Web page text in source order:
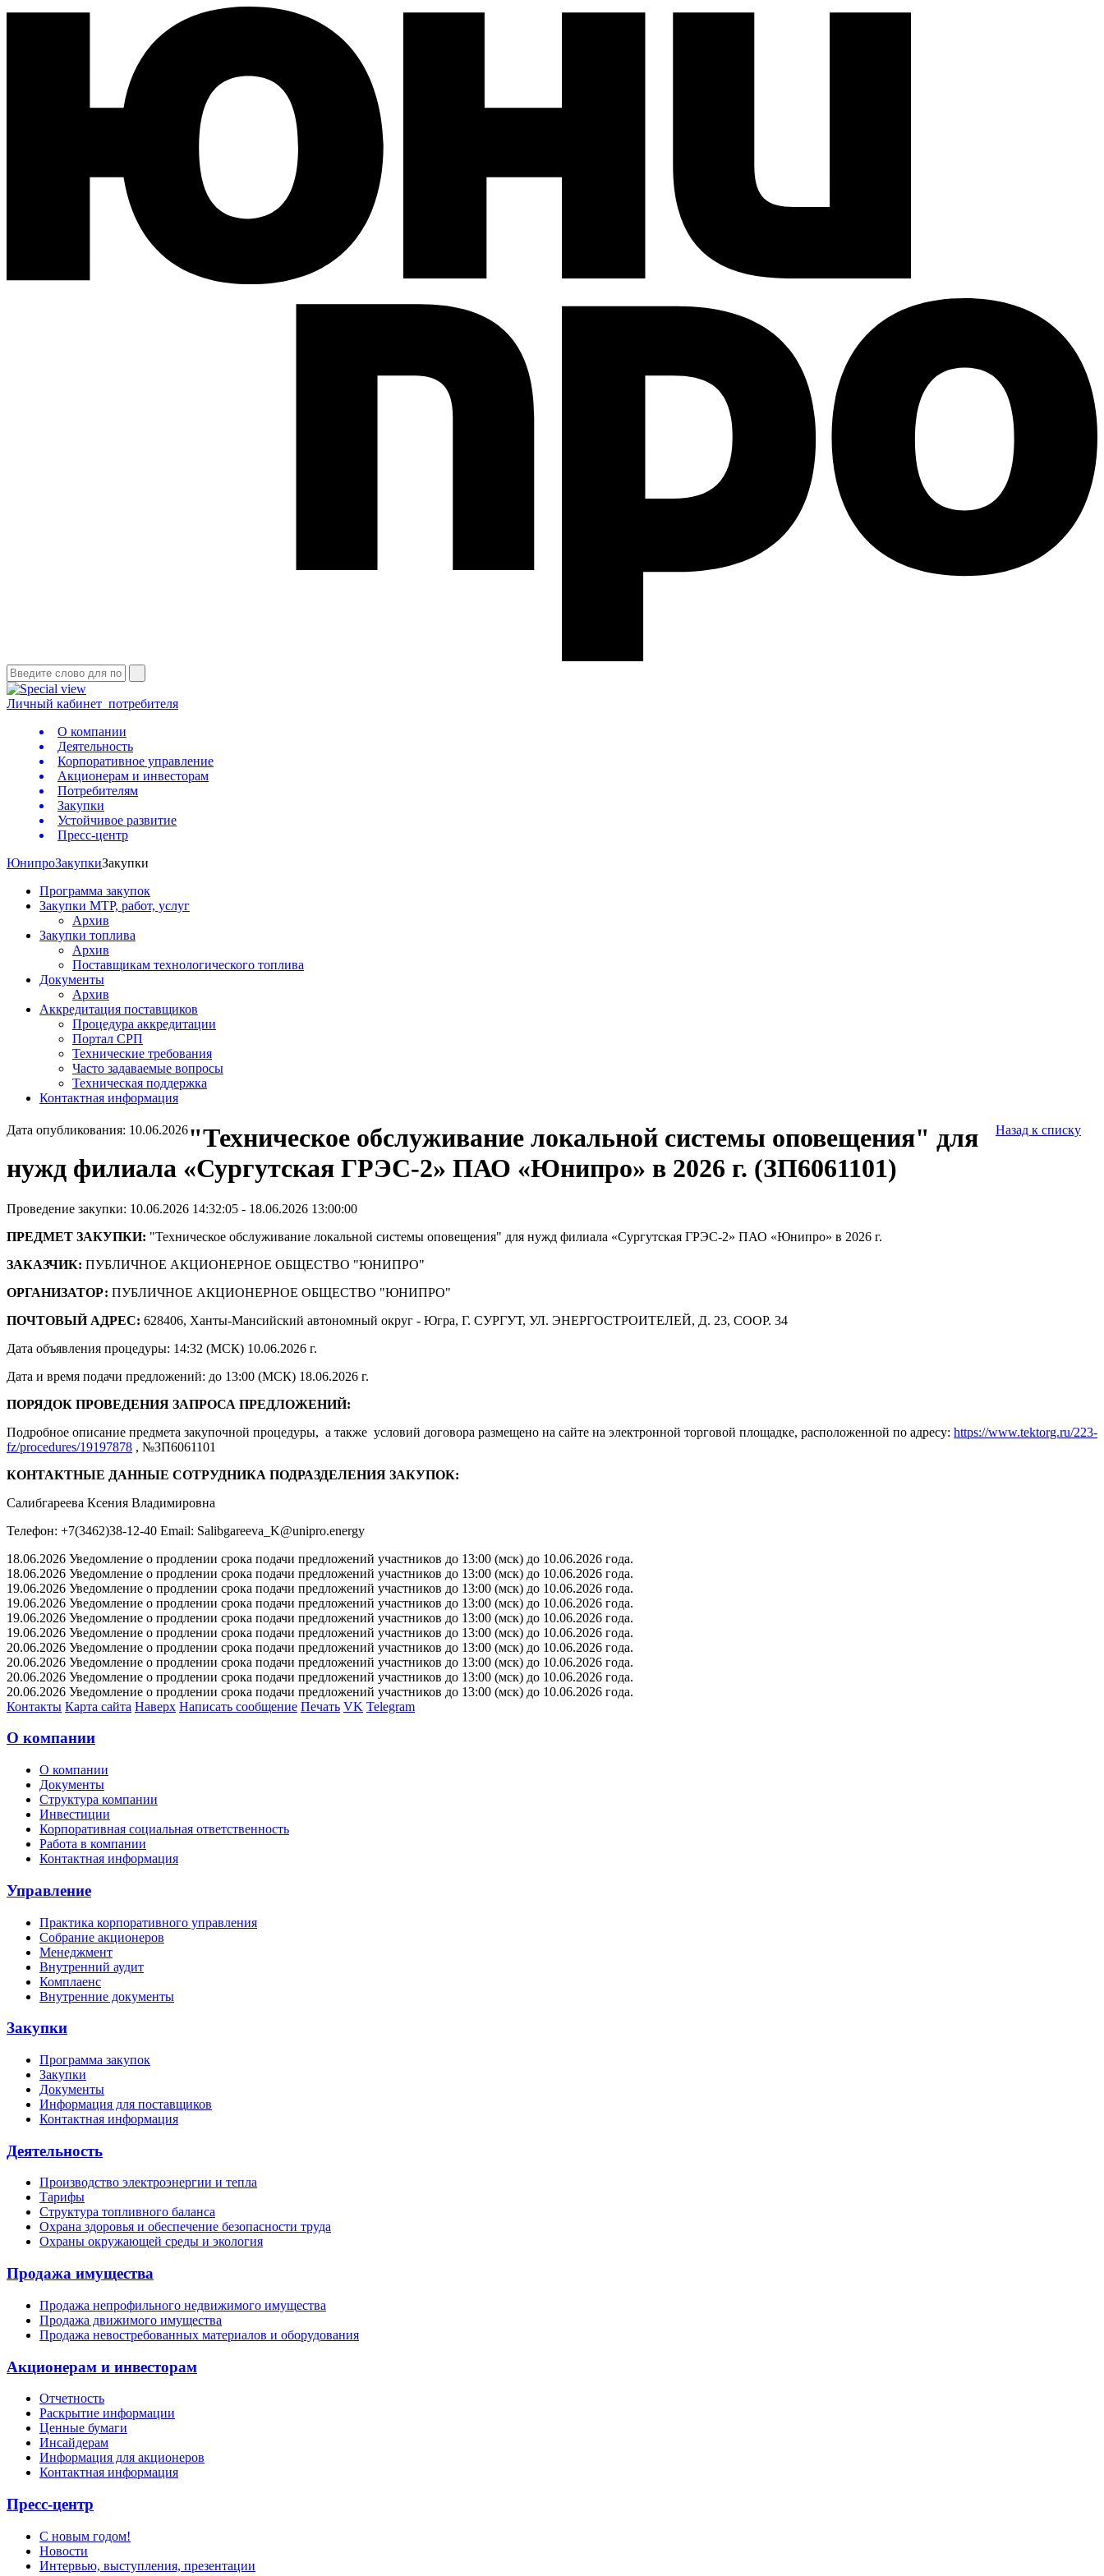
Личный кабинет потребителя
О компании
Деятельность
Корпоративное управление
Акционерам и инвесторам
Потребителям
Закупки
Устойчивое развитие
Пресс-центр
ЮнипроЗакупкиЗакупки
Программа закупок
Закупки МТР, работ, услуг
Архив
Закупки топлива
Архив
Поставщикам технологического топлива
Документы
Архив
Аккредитация поставщиков
Процедура аккредитации
Портал СРП
Технические требования
Часто задаваемые вопросы
Техническая поддержка
Контактная информация
Дата опубликования: 10.06.2026 Назад к списку
"Техническое обслуживание локальной системы оповещения" для
нужд филиала «Сургутская ГРЭС-2» ПАО «Юнипро» в 2026 г. (ЗП6061101)
Проведение закупки: 10.06.2026 14:32:05 - 18.06.2026 13:00:00
ПРЕДМЕТ ЗАКУПКИ: "Техническое обслуживание локальной системы оповещения" для нужд филиала «Сургутская ГРЭС-2» ПАО «Юнипро» в 2026 г.
ЗАКАЗЧИК: ПУБЛИЧНОЕ АКЦИОНЕРНОЕ ОБЩЕСТВО "ЮНИПРО"
ОРГАНИЗАТОР: ПУБЛИЧНОЕ АКЦИОНЕРНОЕ ОБЩЕСТВО "ЮНИПРО"
ПОЧТОВЫЙ АДРЕС: 628406, Ханты-Мансийский автономный округ - Югра, Г. СУРГУТ, УЛ. ЭНЕРГОСТРОИТЕЛЕЙ, Д. 23, СООР. 34
Дата объявления процедуры: 14:32 (МСК) 10.06.2026 г.
Дата и время подачи предложений: до 13:00 (МСК) 18.06.2026 г.
ПОРЯДОК ПРОВЕДЕНИЯ ЗАПРОСА ПРЕДЛОЖЕНИЙ:
Подробное описание предмета закупочной процедуры, а также условий договора размещено на сайте на электронной торговой площадке, расположенной по адресу: https://www.tektorg.ru/223-
fz/procedures/19197878 , №ЗП6061101
КОНТАКТНЫЕ ДАННЫЕ СОТРУДНИКА ПОДРАЗДЕЛЕНИЯ ЗАКУПОК:
Салибгареева Ксения Владимировна
Телефон: +7(3462)38-12-40 Email: Salibgareeva_K@unipro.energy
18.06.2026 Уведомление о продлении срока подачи предложений участников до 13:00 (мск) до 10.06.2026 года.
18.06.2026 Уведомление о продлении срока подачи предложений участников до 13:00 (мск) до 10.06.2026 года.
19.06.2026 Уведомление о продлении срока подачи предложений участников до 13:00 (мск) до 10.06.2026 года.
19.06.2026 Уведомление о продлении срока подачи предложений участников до 13:00 (мск) до 10.06.2026 года.
19.06.2026 Уведомление о продлении срока подачи предложений участников до 13:00 (мск) до 10.06.2026 года.
19.06.2026 Уведомление о продлении срока подачи предложений участников до 13:00 (мск) до 10.06.2026 года.
20.06.2026 Уведомление о продлении срока подачи предложений участников до 13:00 (мск) до 10.06.2026 года.
20.06.2026 Уведомление о продлении срока подачи предложений участников до 13:00 (мск) до 10.06.2026 года.
20.06.2026 Уведомление о продлении срока подачи предложений участников до 13:00 (мск) до 10.06.2026 года.
20.06.2026 Уведомление о продлении срока подачи предложений участников до 13:00 (мск) до 10.06.2026 года.
Контакты Карта сайта Наверх Написать сообщение Печать VK Telegram
О компании
О компании
Документы
Структура компании
Инвестиции
Корпоративная социальная ответственность
Работа в компании
Контактная информация
Управление
Практика корпоративного управления
Собрание акционеров
Менеджмент
Внутренний аудит
Комплаенс
Внутренние документы
Закупки
Программа закупок
Закупки
Документы
Информация для поставщиков
Контактная информация
Деятельность
Производство электроэнергии и тепла
Тарифы
Структура топливного баланса
Охрана здоровья и обеспечение безопасности труда
Охраны окружающей среды и экология
Продажа имущества
Продажа непрофильного недвижимого имущества
Продажа движимого имущества
Продажа невостребованных материалов и оборудования
Акционерам и инвесторам
Отчетность
Раскрытие информации
Ценные бумаги
Инсайдерам
Информация для акционеров
Контактная информация
Пресс-центр
С новым годом!
Новости
Интервью, выступления, презентации